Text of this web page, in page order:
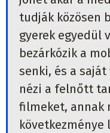
tudják közösen
gyerek egyedül
bezárkózik a
senki, és a
nézi a felnőtt
filmeket, annak
következménye